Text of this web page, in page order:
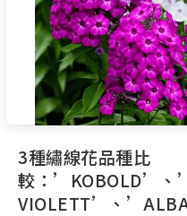
3種繡線花品種比
較：’KOBOLD’、
VIOLETT’、